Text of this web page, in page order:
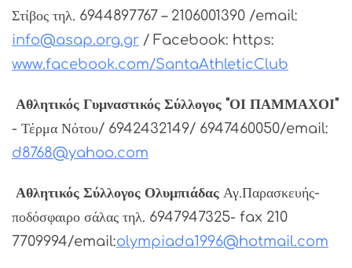
Στίβος τηλ. 6944897767 – 2106001390 /email:
info@asap.org.gr / Facebook: https:
www.facebook.com/SantaAthleticClub
Αθλητικός Γυμναστικός Σύλλογος "ΟΙ ΠΑΜΜΑΧΟΙ"
- Τέρμα Νότου/ 6942432149/ 6947460050/email:
d8768@yahoo.com
Αθλητικός Σύλλογος Ολυμπιάδας Αγ.Παρασκευής-
ποδόσφαιρο σάλας τηλ. 6947947325- fax 210
7709994/email:olympiada1996@hotmail.com